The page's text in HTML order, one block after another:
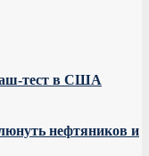
тест в США
нефтяников и